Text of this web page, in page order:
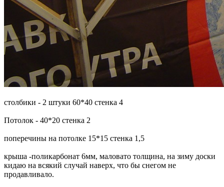
столбики - 2 штуки 60*40 стенка 4
Потолок - 40*20 стенка 2
поперечины на потолке 15*15 стенка 1,5
крыша -поликарбонат 6мм, маловато толщина, на зиму доски
кидаю на всякий случай наверх, что бы снегом не
продавливало.